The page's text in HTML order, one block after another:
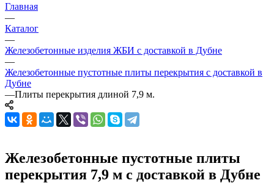
Главная
—
Каталог
—
Железобетонные изделия ЖБИ с доставкой в Дубне
—
Железобетонные пустотные плиты перекрытия с доставкой в
Дубне
—Плиты перекрытия длиной 7,9 м.
Железобетонные пустотные плиты
перекрытия 7,9 м с доставкой в Дубне